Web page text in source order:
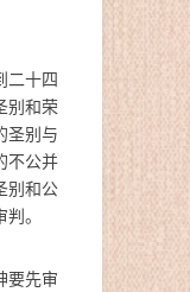
二十四
别和荣
圣别与
不公并
别和公
。
要先审